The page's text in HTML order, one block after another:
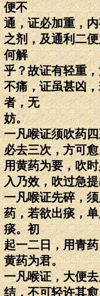
便不
通，证必加重，
之剂，及通利二
何解
乎？故证有轻重
不痛，证虽甚凶
者，无
妨。
一凡喉证须吹药
必去三次，方可
用黄药为要，吹
入乃效，吹过急
一凡喉证先碎，
药，若欲出痰，
痰。初
起一二日，用青
黄药为君。
一凡喉证，大便
结，不可轻许其